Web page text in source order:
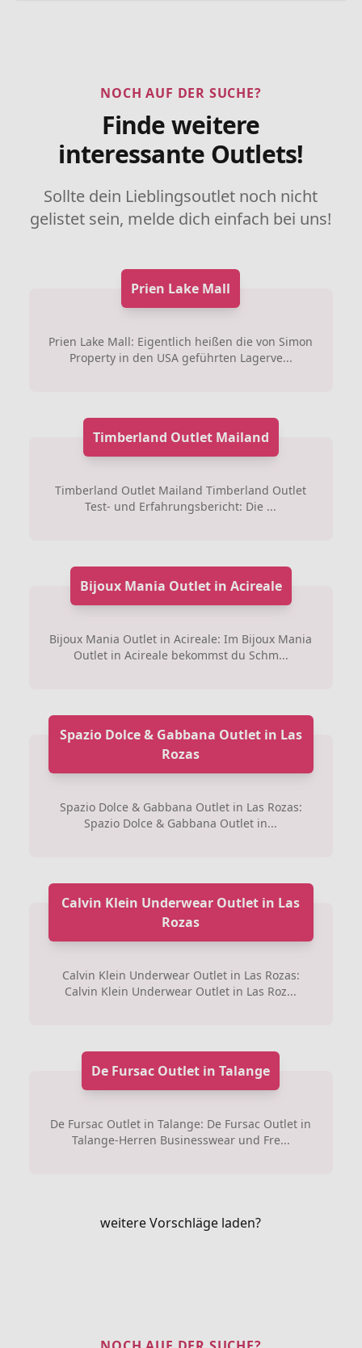
NOCH AUF DER SUCHE?
Finde weitere
interessante Outlets!
Sollte dein Lieblingsoutlet noch nicht
gelistet sein, melde dich einfach bei uns!
Prien Lake Mall
Prien Lake Mall: Eigentlich heißen die von Simon
Property in den USA geführten Lagerve...
Timberland Outlet Mailand
Timberland Outlet Mailand Timberland Outlet
Test- und Erfahrungsbericht: Die ...
Bijoux Mania Outlet in Acireale
Bijoux Mania Outlet in Acireale: Im Bijoux Mania
Outlet in Acireale bekommst du Schm...
Spazio Dolce & Gabbana Outlet in Las
Rozas
Spazio Dolce & Gabbana Outlet in Las Rozas:
Spazio Dolce & Gabbana Outlet in...
Calvin Klein Underwear Outlet in Las
Rozas
Calvin Klein Underwear Outlet in Las Rozas:
Calvin Klein Underwear Outlet in Las Roz...
De Fursac Outlet in Talange
De Fursac Outlet in Talange: De Fursac Outlet in
Talange-Herren Businesswear und Fre...
weitere Vorschläge laden?